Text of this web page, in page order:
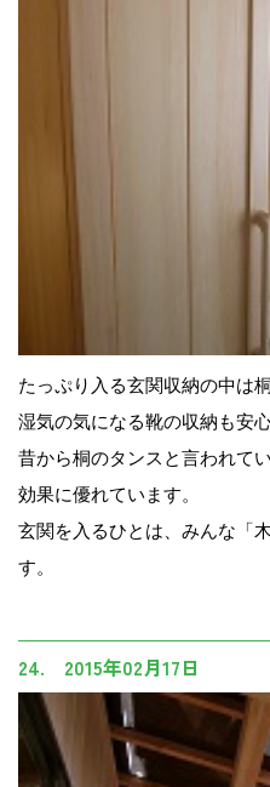
たっぷり入る玄関収納の中は桐
湿気の気になる靴の収納も安心
昔から桐のタンスと言われて
効果に優れています。
玄関を入るひとは、みんな「
す。
24. 2015年02月17日